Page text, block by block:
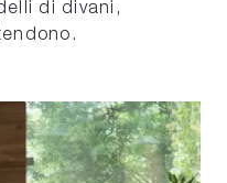
di divani,